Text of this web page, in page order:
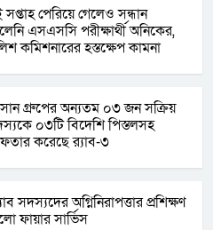
পেরিয়ে গেলেও সন্ধান
এসএসসি পরীক্ষার্থী অনিকের,
কমিশনারের হস্তক্ষেপ কামনা
গ্রুপের অন্যতম ০৩ জন সক্রিয়
০৩টি বিদেশি পিস্তলসহ
করেছে র‍্যাব-৩
সদস্যদের অগ্নিনিরাপত্তার প্রশিক্ষণ
ফায়ার সার্ভিস